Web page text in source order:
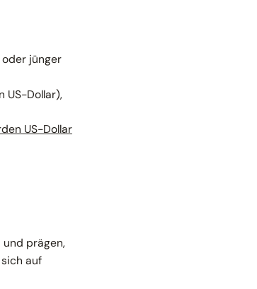
jünger
US-Dollar),
US-Dollar
prägen,
auf